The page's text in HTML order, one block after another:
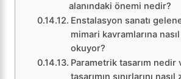
alanındaki önemi nedir?
Enstalasyon sanatı
mimari kavramlarına
okuyor?
Parametrik tasarım nedir
tasarımın sınırlarını